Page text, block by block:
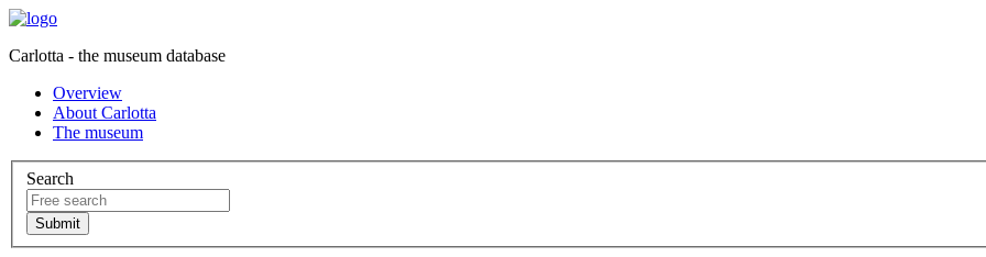
Carlotta - the museum database
Overview
About Carlotta
The museum
Search